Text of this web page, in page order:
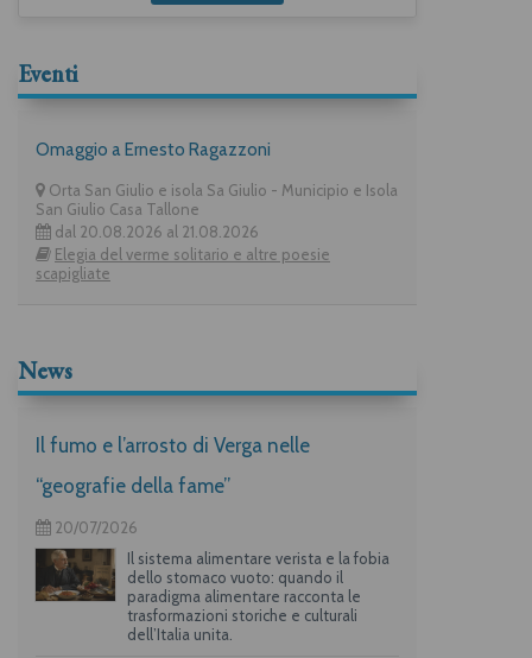
Eventi
Omaggio a Ernesto Ragazzoni
Orta San Giulio e isola Sa Giulio - Municipio e Isola
San Giulio Casa Tallone
dal 20.08.2026 al 21.08.2026
Elegia del verme solitario e altre poesie
scapigliate
News
Il fumo e l’arrosto di Verga nelle
“geografie della fame”
20/07/2026
Il sistema alimentare verista e la fobia
dello stomaco vuoto: quando il
paradigma alimentare racconta le
trasformazioni storiche e culturali
dell’Italia unita.